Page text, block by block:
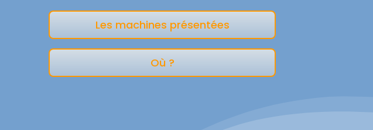
Les machines présentées
Où ?